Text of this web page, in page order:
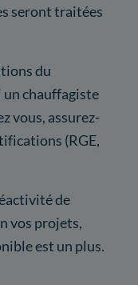
seront traitées
du
un chauffagiste
vous, assurez-
(RGE,
de
vos projets,
est un plus.